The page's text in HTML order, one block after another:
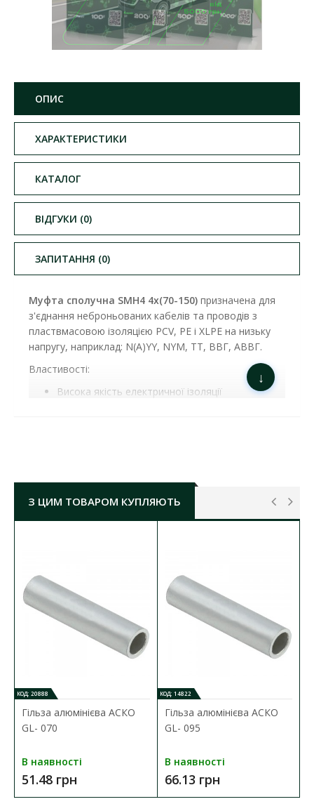
ОПИС
ХАРАКТЕРИСТИКИ
КАТАЛОГ
ВІДГУКИ (0)
ЗАПИТАННЯ (0)
Муфта сполучна SMH4 4х(70-150) призначена для
з'єднання неброньованих кабелів та проводів з
пластвмасовою ізоляцією PCV, PE і XLPE на низьку
напругу, наприклад: N(A)YY, NYM, TT, ВВГ, АВВГ.
Властивості:
Висока якість електричної ізоляції
Компактні розміри
Необмежений час зберігання
з'єднувальна
клас напруги:
січення жили:
70-150 мм2
кількість жил: 4
технологія монтажу:
термоусаджувальна
↓
З ЦИМ ТОВАРОМ КУПЛЯЮТЬ
КОД: 20888
Гільза алюмінієва АСКО
GL- 070
В наявності
51.48 грн
КОД: 14822
Гільза алюмінієва АСКО
GL- 095
В наявності
66.13 грн